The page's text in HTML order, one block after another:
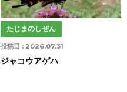
投稿日 : 2026.07.31
たじまのしぜん
ジャコウアゲハ